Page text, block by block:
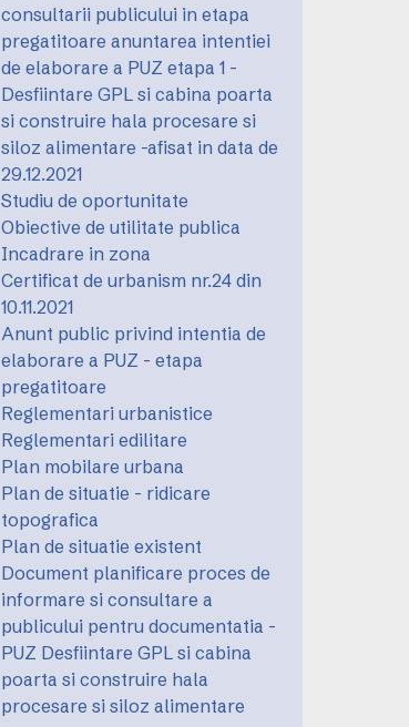
consultarii publicului in etapa
pregatitoare anuntarea intentiei
de elaborare a PUZ etapa 1 -
Desfiintare GPL si cabina poarta
si construire hala procesare si
siloz alimentare -afisat in data de
29.12.2021
Studiu de oportunitate
Obiective de utilitate publica
Incadrare in zona
Certificat de urbanism nr.24 din
10.11.2021
Anunt public privind intentia de
elaborare a PUZ - etapa
pregatitoare
Reglementari urbanistice
Reglementari edilitare
Plan mobilare urbana
Plan de situatie - ridicare
topografica
Plan de situatie existent
Document planificare proces de
informare si consultare a
publicului pentru documentatia -
PUZ Desfiintare GPL si cabina
poarta si construire hala
procesare si siloz alimentare